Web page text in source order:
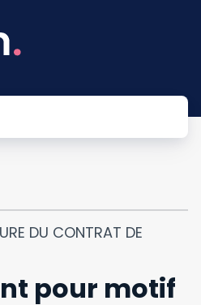
DU CONTRAT DE
pour motif